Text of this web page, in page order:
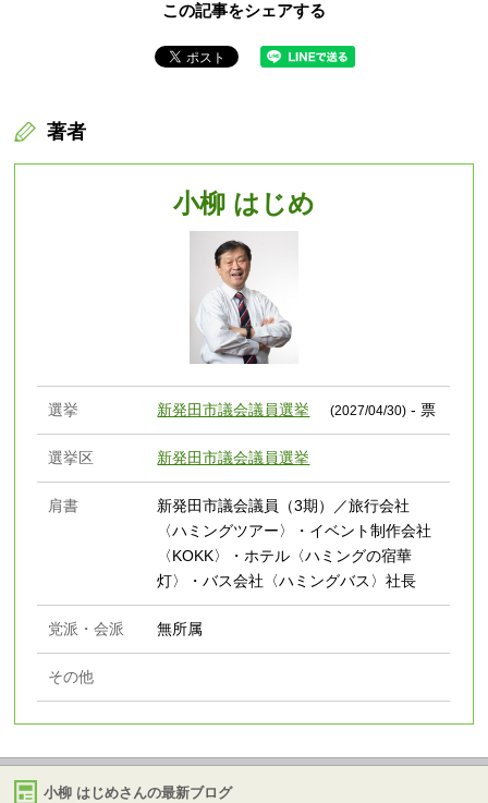
この記事をシェアする
著者
小柳 はじめ
選挙 新発田市議会議員選挙 (2027/04/30) - 票
選挙区 新発田市議会議員選挙
肩書
新発田市議会議員（3期）／旅行会社
〈ハミングツアー〉・イベント制作会社
〈KOKK〉・ホテル〈ハミングの宿華
灯〉・バス会社〈ハミングバス〉社長
党派・会派 無所属
その他
小柳 はじめさんの最新ブログ